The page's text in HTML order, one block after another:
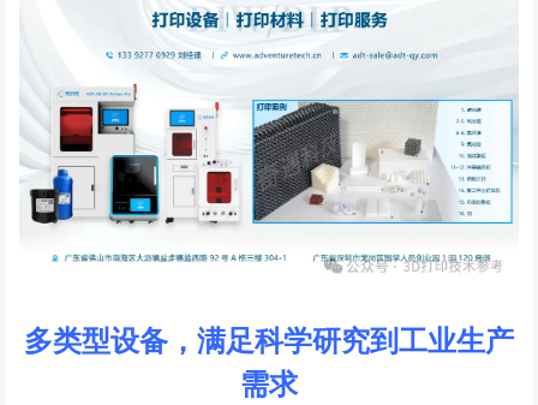
多类型设备，满足科学研究到工业生产
需求